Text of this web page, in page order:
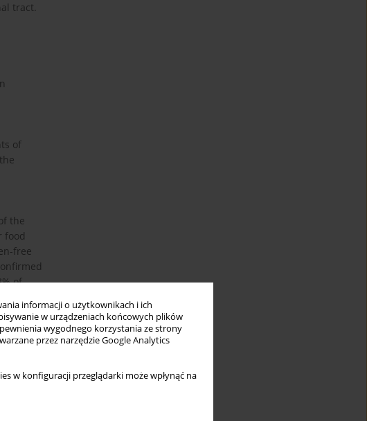
informacji o użytkownikach i ich
w urządzeniach końcowych plików
wygodnego korzystania ze strony
przez narzędzie Google Analytics
w konfiguracji przeglądarki może wpłynąć na
tract.
of
the
food
free
of
social